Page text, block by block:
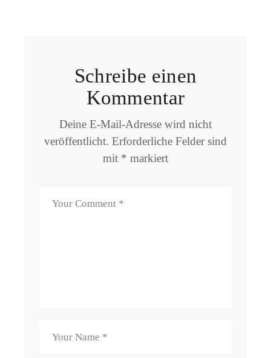
Schreibe einen
Kommentar
Deine E-Mail-Adresse wird nicht
veröffentlicht. Erforderliche Felder sind
mit * markiert